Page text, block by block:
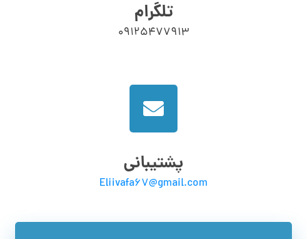
تلگرام
09125477913
پشتیبانی
Eliivafa67@gmail.com